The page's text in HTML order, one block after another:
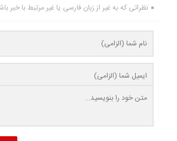
نظراتی که به غیر از زبان فارسی یا غیر مرتبط با